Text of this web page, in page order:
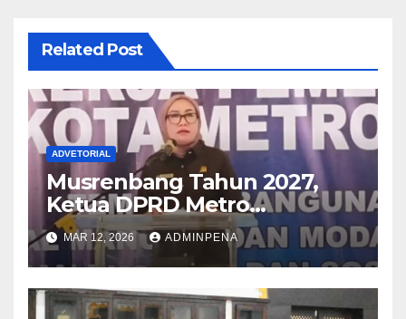
Related Post
ADVETORIAL
Musrenbang Tahun 2027,
Ketua DPRD Metro
Sampaikan Soal Infrastruktur
hingga Ketahanan Pangan
MAR 12, 2026 ADMINPENA